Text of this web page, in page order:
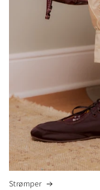
Strømper